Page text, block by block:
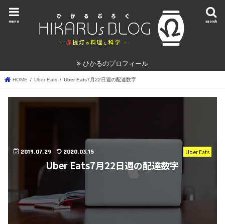
search
menu
ひかるのプロフィール
HOME Uber Eats Uber Eats7月22日週の配達数字
Uber Eats
2019.07.29 2020.03.15
Uber Eats7月22日週の配達数字